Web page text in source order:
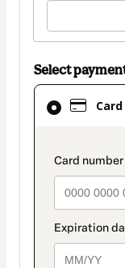
Select
Card
Card
selected
method